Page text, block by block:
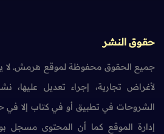
حقوق النشر
جميع الحقوق محفوظة لموقع هرمش. لا
لأغراض تجارية، إجراء تعديل
الشروحات في تطبيق أو في كتاب إلا